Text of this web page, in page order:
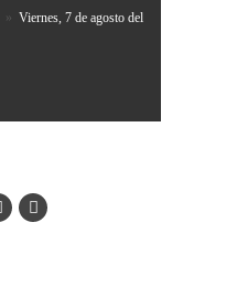
» Viernes, 7 de agosto del